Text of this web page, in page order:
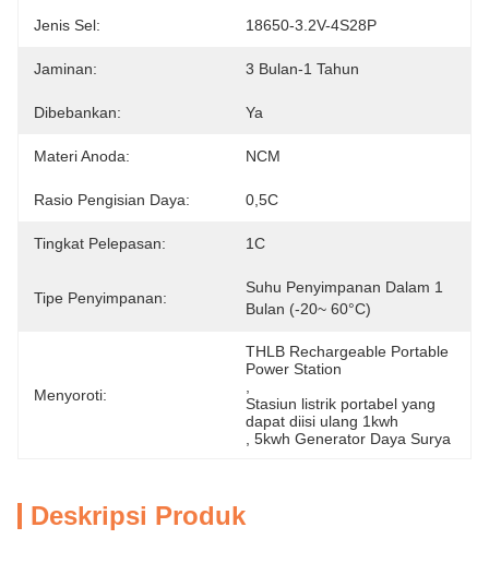
Jenis Sel: 18650-3.2V-4S28P
Jaminan: 3 Bulan-1 Tahun
Dibebankan: Ya
Materi Anoda: NCM
Rasio Pengisian Daya: 0,5C
Tingkat Pelepasan: 1C
Tipe Penyimpanan:
Suhu Penyimpanan Dalam 1
Bulan (-20~ 60°C)
Menyoroti:
THLB Rechargeable Portable
Power Station
Stasiun listrik portabel yang
dapat diisi ulang 1kwh
5kwh Generator Daya Surya
Deskripsi Produk